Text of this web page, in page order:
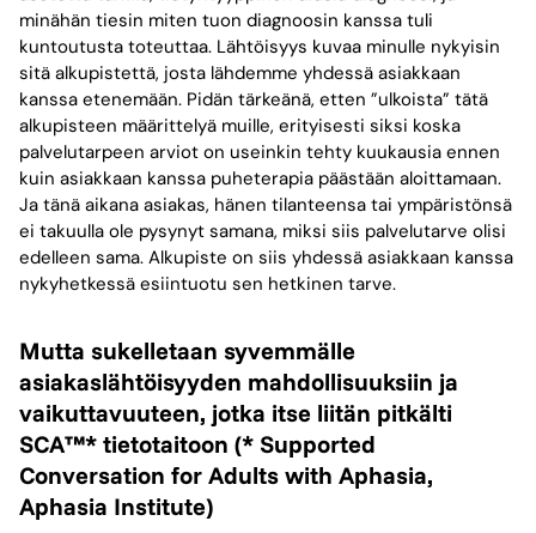
minähän tiesin miten tuon diagnoosin kanssa tuli
kuntoutusta toteuttaa. Lähtöisyys kuvaa minulle nykyisin
sitä alkupistettä, josta lähdemme yhdessä asiakkaan
kanssa etenemään. Pidän tärkeänä, etten ”ulkoista” tätä
alkupisteen määrittelyä muille, erityisesti siksi koska
palvelutarpeen arviot on useinkin tehty kuukausia ennen
kuin asiakkaan kanssa puheterapia päästään aloittamaan.
Ja tänä aikana asiakas, hänen tilanteensa tai ympäristönsä
ei takuulla ole pysynyt samana, miksi siis palvelutarve olisi
edelleen sama. Alkupiste on siis yhdessä asiakkaan kanssa
nykyhetkessä esiintuotu sen hetkinen tarve.
Mutta sukelletaan syvemmälle
asiakaslähtöisyyden mahdollisuuksiin ja
vaikuttavuuteen, jotka itse liitän pitkälti
SCA™* tietotaitoon (* Supported
Conversation for Adults with Aphasia,
Aphasia Institute)